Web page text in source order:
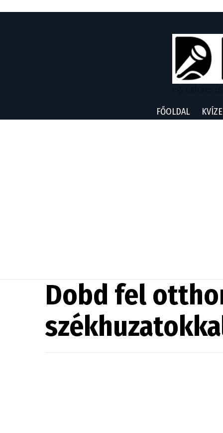
FŐOLDAL
Dobd fel